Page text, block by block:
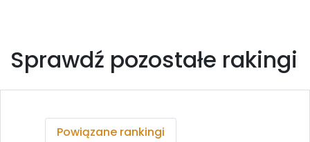
Sprawdź pozostałe rakingi
Powiązane rankingi